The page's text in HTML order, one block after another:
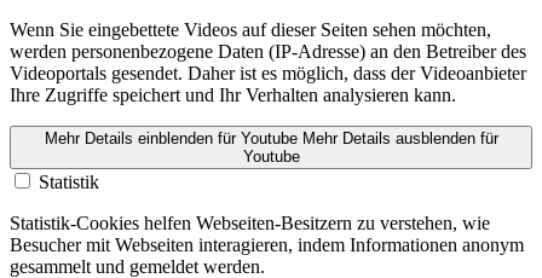
Wenn Sie eingebettete Videos auf dieser Seiten sehen möchten,
werden personen­be­zogene Daten (IP-Adresse) an den Betreiber des
Videoportals gesendet. Daher ist es möglich, dass der Videoan­bieter
Ihre Zugriffe speichert und Ihr Verhalten analysieren kann.
Mehr Details einblendenfür Youtube Mehr Details ausblendenfür
Youtube
Statistik
Statistik-Cookies helfen Webseiten-Besitzern zu verstehen, wie
Besucher mit Webseiten interagieren, indem Informa­tionen anonym
gesammelt und gemeldet werden.